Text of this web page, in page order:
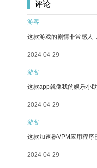
评论
游客
这款游戏的剧情非常感人
2024-04-29
游客
这款app就像我的娱乐小
2024-04-29
游客
这款加速器VPM应用程序
2024-04-29